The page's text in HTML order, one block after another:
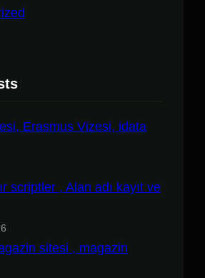
Erasmus Vizesi, idata
scriptler , Alan adı kayıt ve
sitesi , magazin